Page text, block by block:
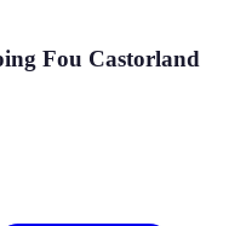
Fou Castorland